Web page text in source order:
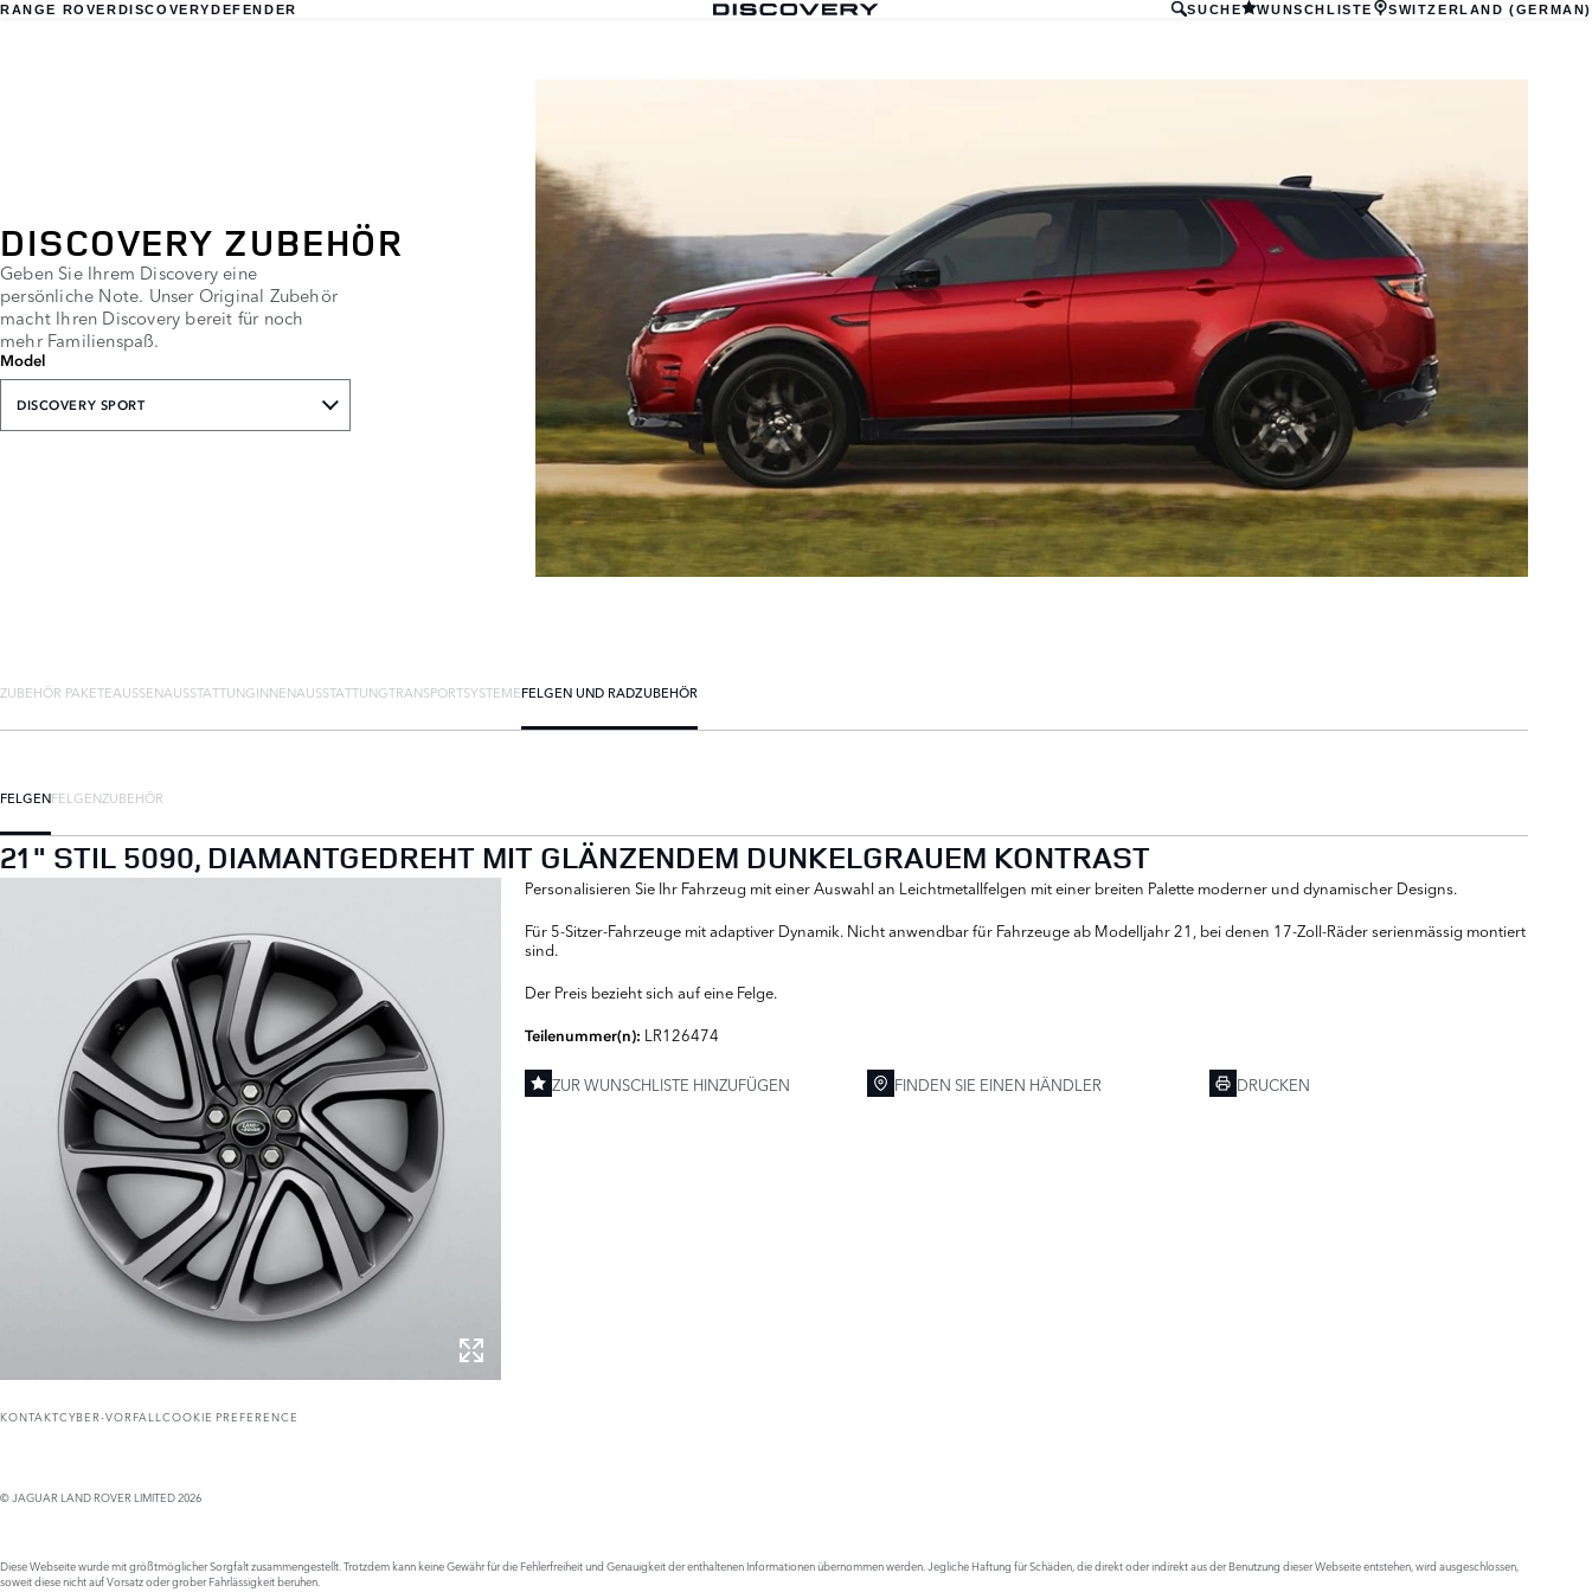
RANGE ROVERDISCOVERYDEFENDER SUCHE WUNSCHLISTE SWITZERLAND (GERMAN)
DISCOVERY ZUBEHÖR
Geben Sie Ihrem Discovery eine
persönliche Note. Unser Original Zubehör
macht Ihren Discovery bereit für noch
mehr Familienspaß.
Model
DISCOVERY SPORT
ZUBEHÖR PAKETEAUSSENAUSSTATTUNGINNENAUSSTATTUNGTRANSPORTSYSTEMEFELGEN UND RADZUBEHÖR
FELGENFELGENZUBEHÖR
21" STIL 5090, DIAMANTGEDREHT MIT GLÄNZENDEM DUNKELGRAUEM KONTRAST
Personalisieren Sie Ihr Fahrzeug mit einer Auswahl an Leichtmetallfelgen mit einer breiten Palette moderner und dynamischer Designs.
Für 5-Sitzer-Fahrzeuge mit adaptiver Dynamik. Nicht anwendbar für Fahrzeuge ab Modelljahr 21, bei denen 17-Zoll-Räder serienmässig montiert
sind.
Der Preis bezieht sich auf eine Felge.
Teilenummer(n): LR126474
ZUR WUNSCHLISTE HINZUFÜGEN FINDEN SIE EINEN HÄNDLER DRUCKEN
KONTAKTCYBER-VORFALL COOKIE PREFERENCE
© JAGUAR LAND ROVER LIMITED 2026
Diese Webseite wurde mit größtmöglicher Sorgfalt zusammengestellt. Trotzdem kann keine Gewähr für die Fehlerfreiheit und Genauigkeit der enthaltenen Informationen übernommen werden. Jegliche Haftung für Schäden, die direkt oder indirekt aus der Benutzung dieser Webseite entstehen, wird ausgeschlossen,
soweit diese nicht auf Vorsatz oder grober Fahrlässigkeit beruhen.